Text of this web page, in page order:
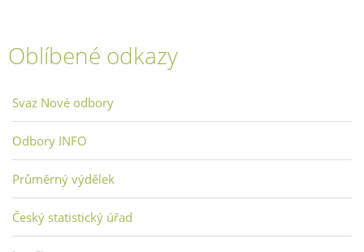
Oblíbené odkazy
Svaz Nové odbory
Odbory INFO
Průměrný výdělek
Český statistický úřad